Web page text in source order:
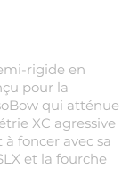
rigide en
pour la
qui atténue
XC agressive
foncer avec sa
et la fourche